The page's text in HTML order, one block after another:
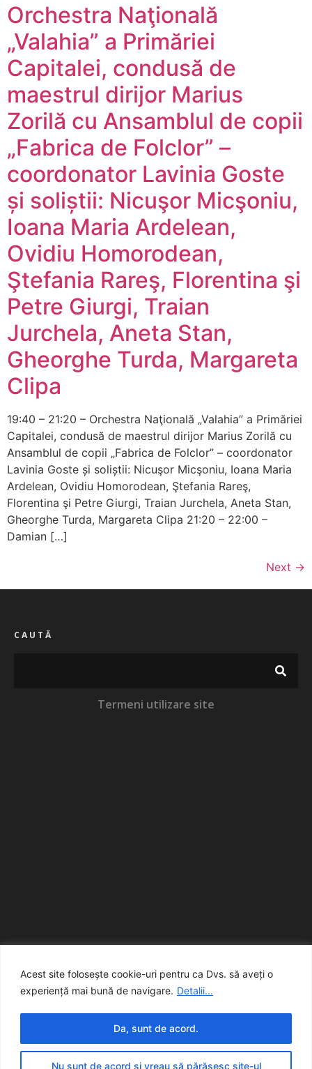
Acest site folosește cookie-uri pentru ca Dvs. să aveți o
experiență mai bună de navigare. Detalii...
Nu sunt de acord și vreau să părăsesc site-ul
Da, sunt de acord.
Orchestra Naţională
„Valahia” a Primăriei
Capitalei, condusă de
maestrul dirijor Marius
Zorilă cu Ansamblul de copii
„Fabrica de Folclor” –
coordonator Lavinia Goste
și soliștii: Nicuşor Micşoniu,
Ioana Maria Ardelean,
Ovidiu Homorodean,
Ştefania Rareş, Florentina şi
Petre Giurgi, Traian
Jurchela, Aneta Stan,
Gheorghe Turda, Margareta
Clipa
19:40 – 21:20 – Orchestra Naţională „Valahia” a Primăriei
Capitalei, condusă de maestrul dirijor Marius Zorilă cu
Ansamblul de copii „Fabrica de Folclor” – coordonator
Lavinia Goste și soliștii: Nicuşor Micşoniu, Ioana Maria
Ardelean, Ovidiu Homorodean, Ştefania Rareş,
Florentina şi Petre Giurgi, Traian Jurchela, Aneta Stan,
Gheorghe Turda, Margareta Clipa 21:20 – 22:00 –
Damian […]
Next →
CAUTĂ
Termeni utilizare site